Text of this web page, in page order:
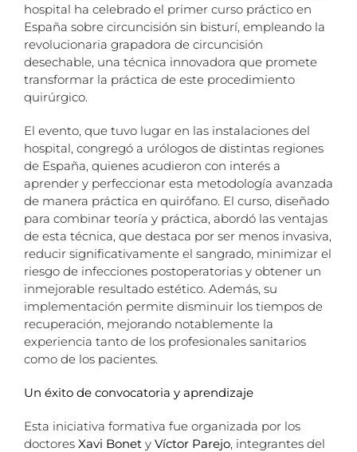
hospital ha celebrado el primer curso práctico en
España sobre circuncisión sin bisturí, empleando la
revolucionaria grapadora de circuncisión
desechable, una técnica innovadora que promete
transformar la práctica de este procedimiento
quirúrgico.
El evento, que tuvo lugar en las instalaciones del
hospital, congregó a urólogos de distintas regiones
de España, quienes acudieron con interés a
aprender y perfeccionar esta metodología avanzada
de manera práctica en quirófano. El curso, diseñado
para combinar teoría y práctica, abordó las ventajas
de esta técnica, que destaca por ser menos invasiva,
reducir significativamente el sangrado, minimizar el
riesgo de infecciones postoperatorias y obtener un
inmejorable resultado estético. Además, su
implementación permite disminuir los tiempos de
recuperación, mejorando notablemente la
experiencia tanto de los profesionales sanitarios
como de los pacientes.
Un éxito de convocatoria y aprendizaje
Esta iniciativa formativa fue organizada por los
doctores Xavi Bonet y Víctor Parejo, integrantes del